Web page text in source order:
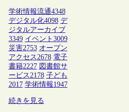
学術情報流通4348
デジタル化4098 デ
ジタルアーカイブ
3349 イベント 3009
災害2753 オープン
アクセス2678 電子
書籍2227 図書館サ
ービス2178 子ども
2017 学術情報1947
続きを見る